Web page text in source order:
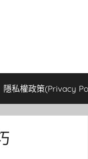
隱私權政策(Privacy